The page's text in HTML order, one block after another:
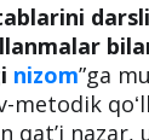
nizom”ga
metodik
qatʼi nazar,